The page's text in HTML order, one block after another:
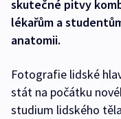
skutečné pitvy
lékařům a
anatomii.
Fotografie lidské
stát na počátku
studium lidského